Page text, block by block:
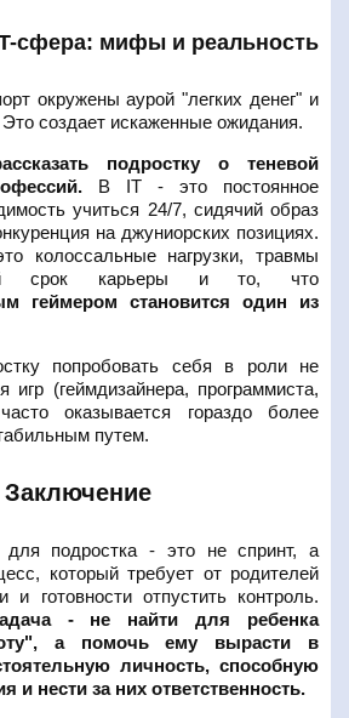
сфера: мифы и реальность
окружены аурой "легких денег" и
создает искаженные ожидания.
подростку о теневой
В IT - это постоянное
учиться 24/7, сидячий образ
на джуниорских позициях.
колоссальные нагрузки, травмы
срок карьеры и то, что
геймером становится один из
попробовать себя в роли не
игр (геймдизайнера, программиста,
оказывается гораздо более
путем.
Заключение
подростка - это не спринт, а
который требует от родителей
и готовности отпустить контроль.
- не найти для ребенка
а помочь ему вырасти в
личность, способную
и нести за них ответственность.